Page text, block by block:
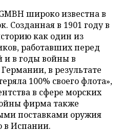
широко известна в
Созданная в 1901 году в
как один из
работавших перед
и в годы войны в
в результате
100% своего флота»,
в сфере морских
фирма также
поставками оружия
в Испании.